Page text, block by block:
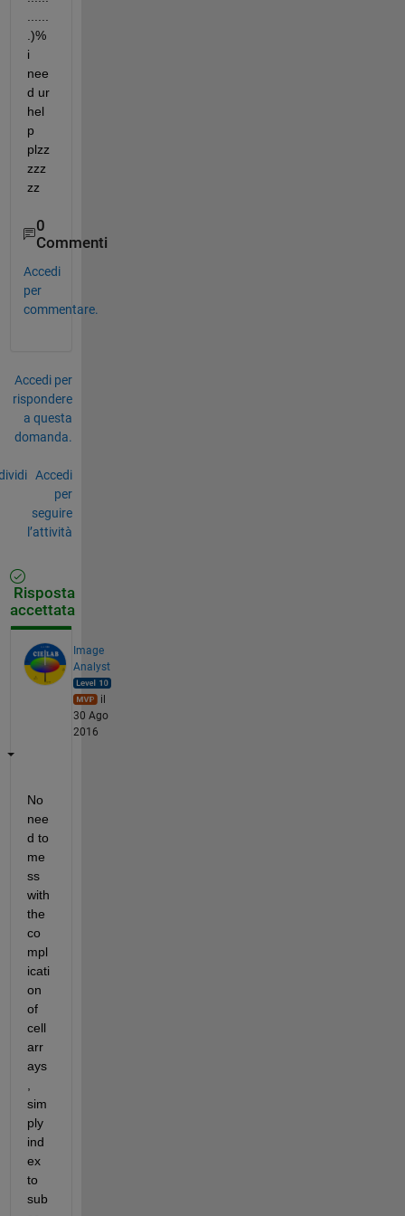
.)%
i
nee
d ur
hel
p
plzz
zzz
zz
0
Commenti
Accedi
per
commentare.
Accedi per
rispondere
a questa
domanda.
Accedi
per
seguire
l’attività
Risposta
accettata
Image
Analyst
il
30 Ago
2016
No
nee
d to
me
ss
with
the
co
mpl
icati
on
of
cell
arr
ays
sim
ply
ind
ex
to
sub